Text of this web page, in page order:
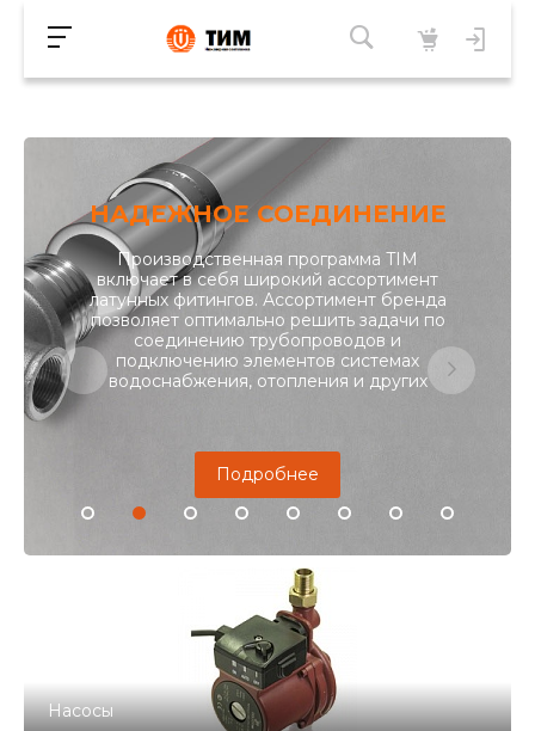
НАДЕЖНОЕ СОЕДИНЕНИЕ
Производственная программа TIM
включает в себя широкий ассортимент
латунных фитингов. Ассортимент бренда
позволяет оптимально решить задачи по
соединению трубопроводов и
подключению элементов системах
водоснабжения, отопления и других
Подробнее
Насосы